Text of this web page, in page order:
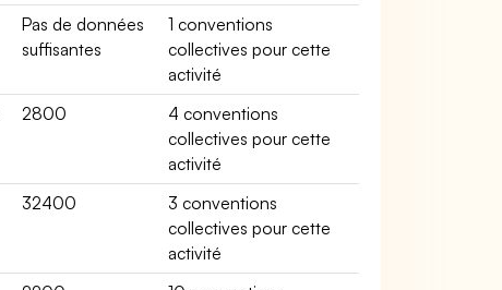
Pas de données
suffisantes
1 conventions
collectives pour cette
activité
2800
4 conventions
collectives pour cette
activité
32400
3 conventions
collectives pour cette
activité